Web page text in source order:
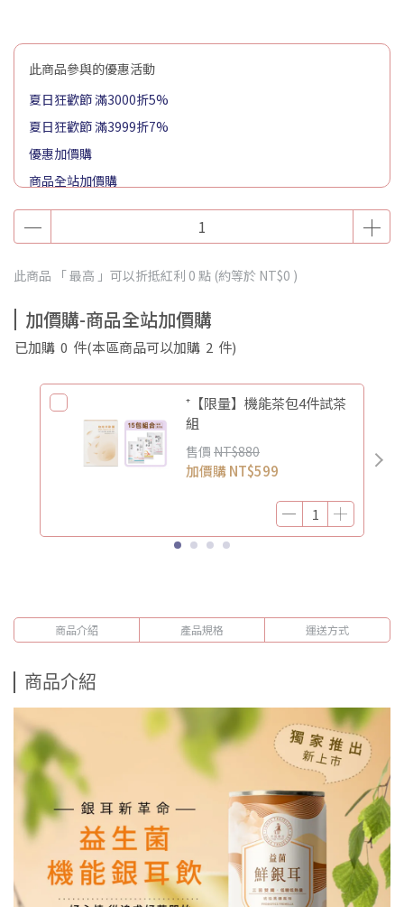
此商品參與的優惠活動
夏日狂歡節 滿3000折5%
夏日狂歡節 滿3999折7%
優惠加價購
商品全站加價購
此商品 「 最高 」可以折抵紅利 0 點 (約等於 NT$0 )
加價購-商品全站加價購
已加購 0 件(本區商品可以加購 2 件)
⁺【限量】機能茶包4件試茶
組
售價 NT$880
加價購NT$599
商品介紹 產品規格 運送方式
商品介紹